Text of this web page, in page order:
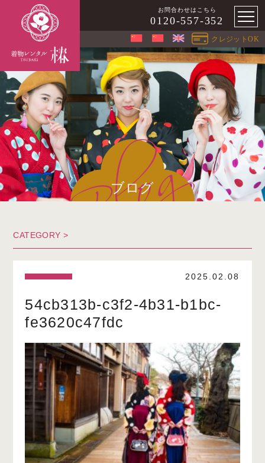
お問合わせはこちら
0120-557-352
クレジットOK
ブログ
CATEGORY >
2025.02.08
54cb313b-c3f2-4b31-b1bc-
fe3620c47fdc